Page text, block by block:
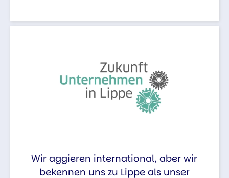
Wir aggieren international, aber wir
bekennen uns zu Lippe als unser